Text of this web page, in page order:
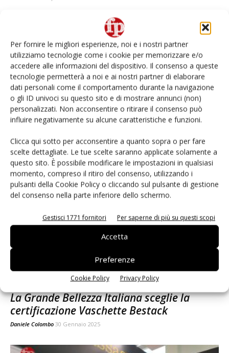
Per fornire le migliori esperienze, noi e i nostri partner
utilizziamo tecnologie come i cookie per memorizzare e/o
accedere alle informazioni del dispositivo. Il consenso a queste
tecnologie permetterà a noi e ai nostri partner di elaborare
dati personali come il comportamento durante la navigazione
o gli ID univoci su questo sito e di mostrare annunci (non)
personalizzati. Non acconsentire o ritirare il consenso può
influire negativamente su alcune caratteristiche e funzioni.
Clicca qui sotto per acconsentire a quanto sopra o per fare
scelte dettagliate. Le tue scelte saranno applicate solamente a
questo sito. È possibile modificare le impostazioni in qualsiasi
momento, compreso il ritiro del consenso, utilizzando i
pulsanti della Cookie Policy o cliccando sul pulsante di gestione
del consenso nella parte inferiore dello schermo.
Gestisci 1771 fornitori Per saperne di più su questi scopi
Accetta
Preferenze
Cookie Policy Privacy Policy
anche per i mercati...
Daniele Colombo 6 Febbraio 2025
La Grande Bellezza Italiana sceglie la
certificazione Vaschette Bestack
Daniele Colombo 30 Gennaio 2025